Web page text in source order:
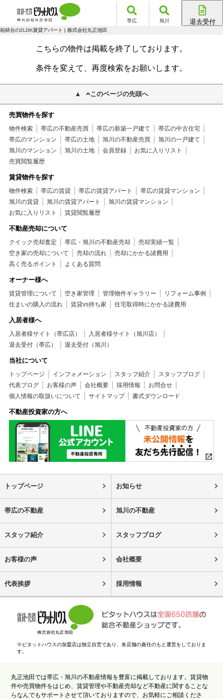
帯広 旭川 退去受付
柏林台の2LDK賃貸アパート | 株式会社丸正池田
こちらの物件は掲載を終了しております。
条件を変えて、再度検索をお願いします。
このページの先頭へ
売買物件を探す
物件検索 帯広の不動産売買 帯広の新築一戸建て
帯広の中古住宅
帯広のマンション
帯広の土地 旭川の不動産売買
旭川の一戸建て
旭川のマンション
旭川の土地 会員登録
お気に入りリスト
売買閲覧履歴
賃貸物件を探す
物件検索 帯広の賃貸 帯広の賃貸アパート
帯広の賃貸マンション
旭川の賃貸
旭川の賃貸アパート
旭川の賃貸マンション
お気に入りリスト
賃貸閲覧履歴
不動産売却について
クイック売却査定 帯広・旭川の不動産売却
売却実績一覧
空き家の売却について
売却の流れ
売却にかかる諸費用
高く売るポイント
よくある質問
オーナー様へ
賃貸管理について 空き家管理 管理物件ギャラリー
リフォーム事例
住まいの購入の流れ
賃貸vs持ち家 住宅取得時にかかる諸費用
入居者様へ
入居者様サイト（帯広店）
入居者様サイト（旭川店）
退去受付（帯広）
退去受付（旭川）
当社について
トップページ インフォメーション スタッフ紹介
スタッフブログ
代表ブログ
お客様の声 会社概要 採用情報
お問合せ
個人情報の取扱いについて
サイトマップ 書式ダウンロード
不動産投資家の方へ
トップページ お知らせ
帯広の不動産 旭川の不動産
スタッフ紹介 スタッフブログ
お客様の声 会社概要
代表挨拶 採用情報
※ピタットハウスの加盟店は独立自営であり、各店舗の責任のもと運営をしておりま
す。
丸正池田では帯広・旭川の不動産情報を豊富に掲載しております。賃貸物
件や売買物件をはじめ、賃貸管理や不動産売却など不動産に関することな
らなんでもサポートさせて頂いておりますので、お気軽にご相談くださ